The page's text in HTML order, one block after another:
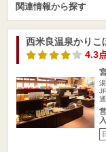
関連情報から探す
西米良温泉かりこ
4.3